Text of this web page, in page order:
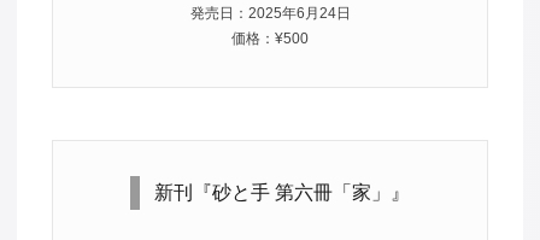
発売日：2025年6月24日
価格：¥500
新刊『砂と手 第六冊「家」』